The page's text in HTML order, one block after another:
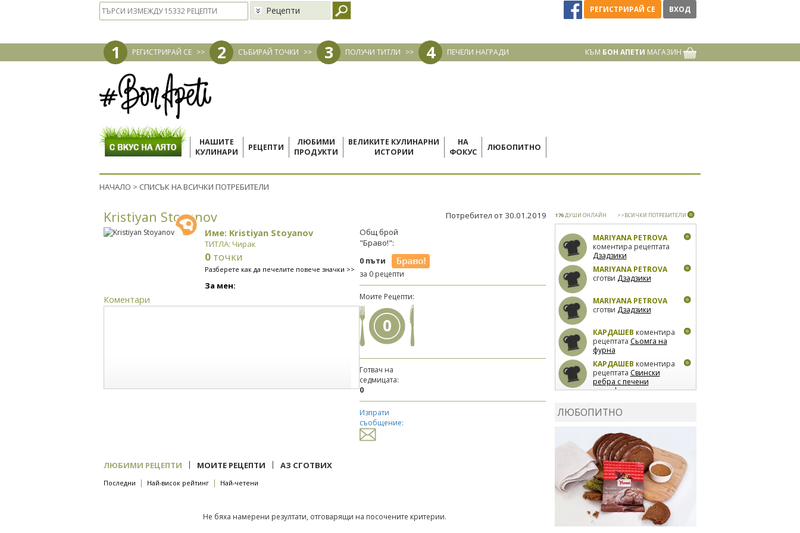
Рецепти РЕГИСТРИРАЙ СЕ ВХОД
1 РЕГИСТРИРАЙ СЕ >> 2 СЪБИРАЙ ТОЧКИ >> 3 ПОЛУЧИ ТИТЛИ >> 4 ПЕЧЕЛИ НАГРАДИ КЪМ БОН АПЕТИ МАГАЗИН
НАШИТЕ
КУЛИНАРИ
РЕЦЕПТИ
ЛЮБИМИ
ПРОДУКТИ
ВЕЛИКИТЕ КУЛИНАРНИ
ИСТОРИИ
НА
ФОКУС
ЛЮБОПИТНО
НАЧАЛО > СПИСЪК НА ВСИЧКИ ПОТРЕБИТЕЛИ
Kristiyan Stoyanov Потребител от 30.01.2019
Име: Kristiyan Stoyanov
ТИТЛА: Чирак
0 точки
Разберете как да печелите повече значки >>
За мен:
Коментари
Общ брой
"Браво!":
0 пъти
за 0 рецепти
Моите Рецепти:
0
Готвач на
седмицата:
0
Изпрати
съобщение:
ЛЮБИМИ РЕЦЕПТИ | МОИТЕ РЕЦЕПТИ | АЗ СГОТВИХ
Последни | Най-висок рейтинг | Най-четени
Не бяха намерени резултати, отговарящи на посочените критерии.
176ДУШИ ОНЛАЙН >>ВСИЧКИ ПОТРЕБИТЕЛИ
MARIYANA PETROVA
коментира рецептата
Дзадзики
MARIYANA PETROVA
сготви Дзадзики
MARIYANA PETROVA
сготви Дзадзики
КАРДАШЕВ коментира
рецептата Сьомга на
фурна
КАРДАШЕВ коментира
рецептата Свински
ребра с печени
картофи
лимон
коментира рецептата
Киноа със зеленчуци
ЛЮБОПИТНО